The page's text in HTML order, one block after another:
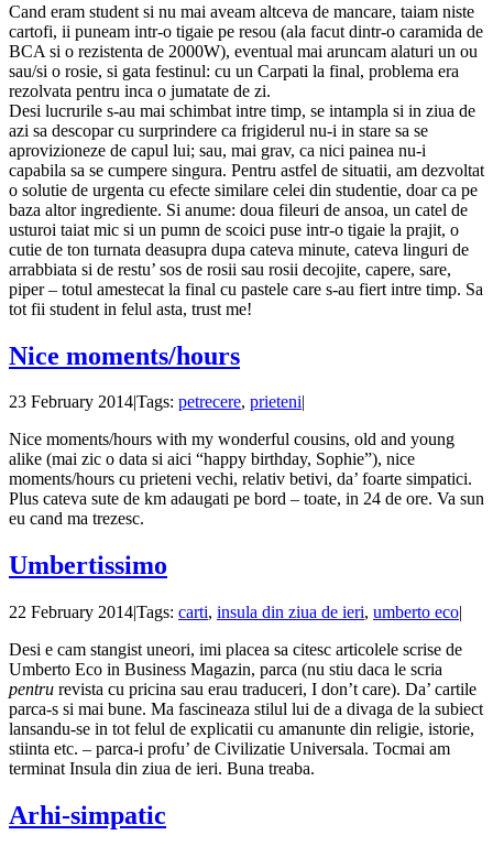
Cand eram student si nu mai aveam altceva de mancare, taiam niste
cartofi, ii puneam intr-o tigaie pe resou (ala facut dintr-o caramida de
BCA si o rezistenta de 2000W), eventual mai aruncam alaturi un ou
sau/si o rosie, si gata festinul: cu un Carpati la final, problema era
rezolvata pentru inca o jumatate de zi.
Desi lucrurile s-au mai schimbat intre timp, se intampla si in ziua de
azi sa descopar cu surprindere ca frigiderul nu-i in stare sa se
aprovizioneze de capul lui; sau, mai grav, ca nici painea nu-i
capabila sa se cumpere singura. Pentru astfel de situatii, am dezvoltat
o solutie de urgenta cu efecte similare celei din studentie, doar ca pe
baza altor ingrediente. Si anume: doua fileuri de ansoa, un catel de
usturoi taiat mic si un pumn de scoici puse intr-o tigaie la prajit, o
cutie de ton turnata deasupra dupa cateva minute, cateva linguri de
arrabbiata si de restu’ sos de rosii sau rosii decojite, capere, sare,
piper – totul amestecat la final cu pastele care s-au fiert intre timp. Sa
tot fii student in felul asta, trust me!
Nice moments/hours
23 February 2014Tags: petrecere, prieteni
Nice moments/hours with my wonderful cousins, old and young
alike (mai zic o data si aici “happy birthday, Sophie”), nice
moments/hours cu prieteni vechi, relativ betivi, da’ foarte simpatici.
Plus cateva sute de km adaugati pe bord – toate, in 24 de ore. Va sun
eu cand ma trezesc.
Umbertissimo
22 February 2014|Tags: carti, insula din ziua de ieri, umberto eco|
Desi e cam stangist uneori, imi placea sa citesc articolele scrise de
Umberto Eco in Business Magazin, parca (nu stiu daca le scria
pentru revista cu pricina sau erau traduceri, I don’t care). Da’ cartile
parca-s si mai bune. Ma fascineaza stilul lui de a divaga de la subiect
lansandu-se in tot felul de explicatii cu amanunte din religie, istorie,
stiinta etc. – parca-i profu’ de Civilizatie Universala. Tocmai am
terminat Insula din ziua de ieri. Buna treaba.
Arhi-simpatic